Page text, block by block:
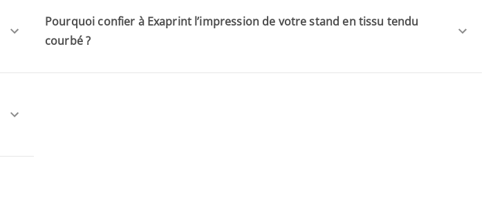
Pourquoi confier à Exaprint l’impression de votre stand en tissu tendu
courbé ?